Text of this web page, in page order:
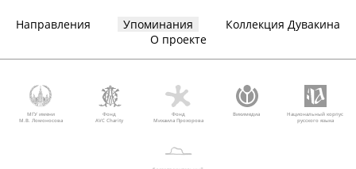
Направления Упоминания
Коллекция Дувакина
О проекте
МГУ имени
М.В. Ломоносова
Фонд
AVC Charity
Фонд
Михаила Прохорова
Викимедиа
Национальный корпус
русского языка